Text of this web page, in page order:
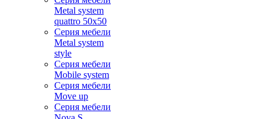
Metal system
quattro 50x50
Серия мебели
Metal system
style
Серия мебели
Mobile system
Серия мебели
Move up
Серия мебели